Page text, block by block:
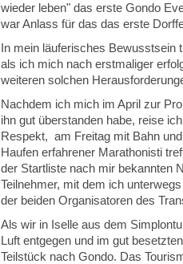
wieder leben" das erste Gondo
war Anlass für das das erste
In mein läuferisches Bewusstsein
als ich mich nach erstmaliger
weiteren solchen
Nachdem ich mich im April zur
ihn gut überstanden habe, reise
Respekt, am Freitag mit Bahn
Haufen erfahrener Marathonisti
der Startliste nach mir bekannten
Teilnehmer, mit dem ich
der beiden Organisatoren des
Als wir in Iselle aus dem
Luft entgegen und im gut
Teilstück nach Gondo. Das